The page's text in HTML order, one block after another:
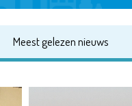
Meest gelezen nieuws